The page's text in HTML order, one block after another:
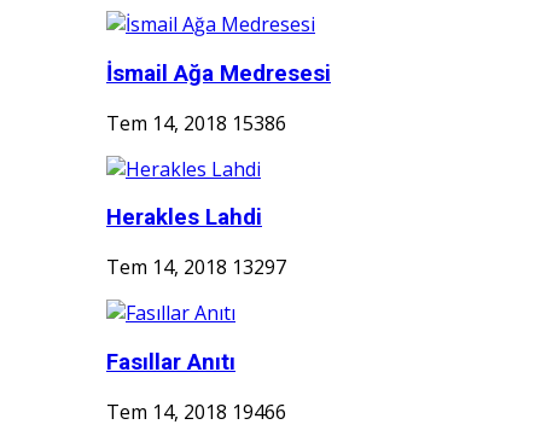
İsmail Ağa Medresesi
Tem 14, 2018 15386
Herakles Lahdi
Tem 14, 2018 13297
Fasıllar Anıtı
Tem 14, 2018 19466